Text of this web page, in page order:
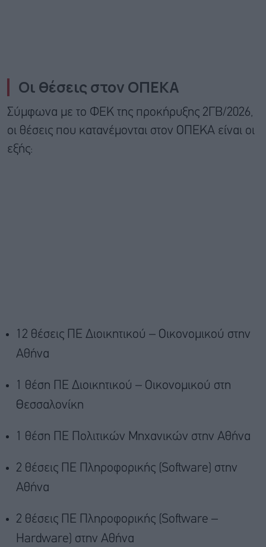
Οι θέσεις στον ΟΠΕΚΑ
Σύμφωνα με το ΦΕΚ της προκήρυξης 2ΓΒ/2026,
οι θέσεις που κατανέμονται στον ΟΠΕΚΑ είναι οι
εξής:
12 θέσεις ΠΕ Διοικητικού – Οικονομικού στην
Αθήνα
1 θέση ΠΕ Διοικητικού – Οικονομικού στη
Θεσσαλονίκη
1 θέση ΠΕ Πολιτικών Μηχανικών στην Αθήνα
2 θέσεις ΠΕ Πληροφορικής (Software) στην
Αθήνα
2 θέσεις ΠΕ Πληροφορικής (Software –
Hardware) στην Αθήνα